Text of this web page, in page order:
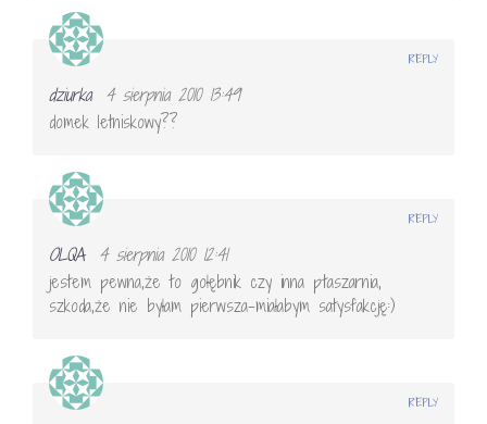
dziurka
4 sierpnia 2010 13:49
domek letniskowy??
REPLY
OLQA
4 sierpnia 2010 12:41
jestem pewna,że to gołębnik czy inna ptaszarnia,
szkoda,że nie byłam pierwsza-miałabym satysfakcję:)
REPLY
REPLY